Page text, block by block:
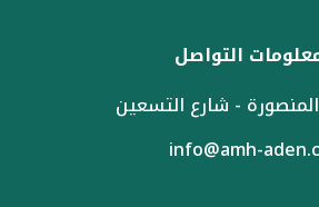
التواصل
- شارع التسعين
info@amh-